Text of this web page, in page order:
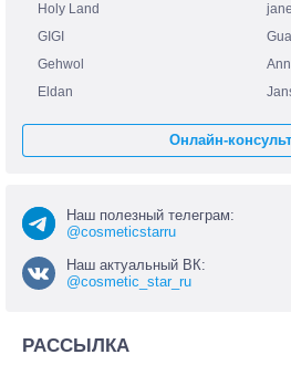
Holy Land
GIGI
Gehwol
Eldan
Онлайн-
Наш полезный телеграм:
@cosmeticstarru
Наш актуальный ВК:
@cosmetic_star_ru
РАССЫЛКА